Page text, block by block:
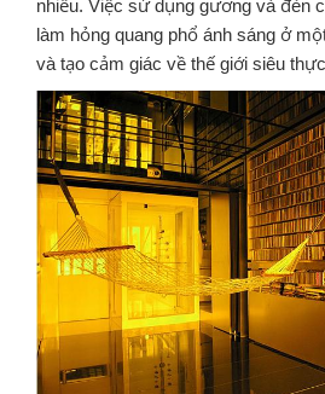
nhiều. Việc sử dụng gương và đèn
làm hỏng quang phổ ánh sáng ở
và tạo cảm giác về thế giới siêu